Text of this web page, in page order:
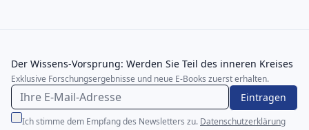
Der Wissens-Vorsprung: Werden Sie Teil des inneren Kreises
Exklusive Forschungsergebnisse und neue E-Books zuerst erhalten.
Eintragen
Ich stimme dem Empfang des Newsletters zu. Datenschutzerklärung